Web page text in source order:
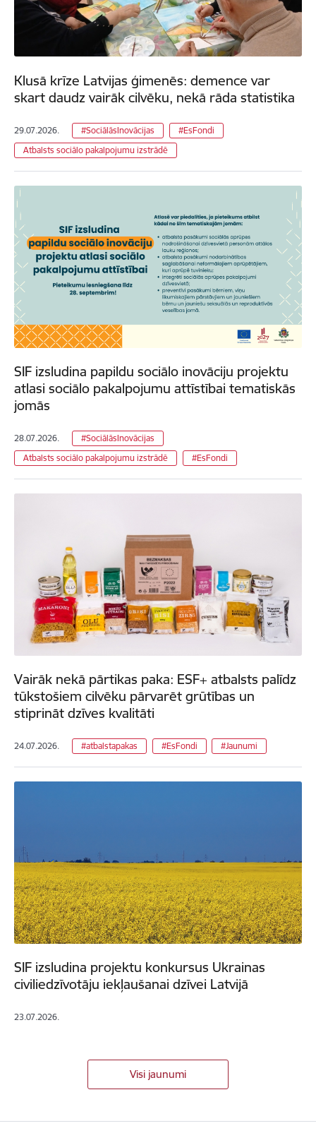
Klusā krīze Latvijas ģimenēs: demence var
skart daudz vairāk cilvēku, nekā rāda statistika
29.07.2026. #SociālāsInovācijas
#EsFondi
Atbalsts sociālo pakalpojumu izstrādē
SIF izsludina papildu sociālo inovāciju projektu
atlasi sociālo pakalpojumu attīstībai tematiskās
jomās
28.07.2026.
#SociālāsInovācijas
Atbalsts sociālo pakalpojumu izstrādē
#EsFondi
Vairāk nekā pārtikas paka: ESF+ atbalsts palīdz
tūkstošiem cilvēku pārvarēt grūtības un
stiprināt dzīves kvalitāti
24.07.2026. #atbalstapakas #EsFondi #Jaunumi
SIF izsludina projektu konkursus Ukrainas
civiliedzīvotāju iekļaušanai dzīvei Latvijā
23.07.2026.
Visi jaunumi